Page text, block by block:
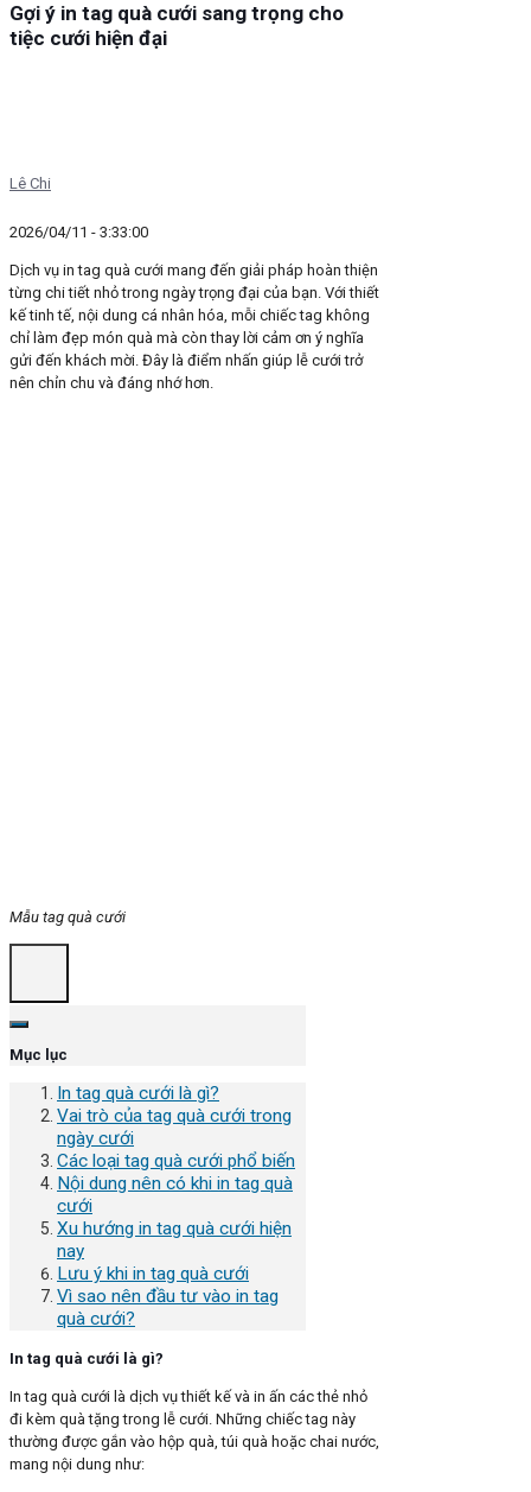
Gợi ý in tag quà cưới sang trọng cho
tiệc cưới hiện đại
Lê Chi
2026/04/11 - 3:33:00
Dịch vụ in tag quà cưới mang đến giải pháp hoàn thiện
từng chi tiết nhỏ trong ngày trọng đại của bạn. Với thiết
kế tinh tế, nội dung cá nhân hóa, mỗi chiếc tag không
chỉ làm đẹp món quà mà còn thay lời cảm ơn ý nghĩa
gửi đến khách mời. Đây là điểm nhấn giúp lễ cưới trở
nên chỉn chu và đáng nhớ hơn.
Mẫu tag quà cưới
Mục lục
In tag quà cưới là gì?
Vai trò của tag quà cưới trong
ngày cưới
Các loại tag quà cưới phổ biến
Nội dung nên có khi in tag quà
cưới
Xu hướng in tag quà cưới hiện
nay
Lưu ý khi in tag quà cưới
Vì sao nên đầu tư vào in tag
quà cưới?
In tag quà cưới là gì?
In tag quà cưới là dịch vụ thiết kế và in ấn các thẻ nhỏ
đi kèm quà tặng trong lễ cưới. Những chiếc tag này
thường được gắn vào hộp quà, túi quà hoặc chai nước,
mang nội dung như: